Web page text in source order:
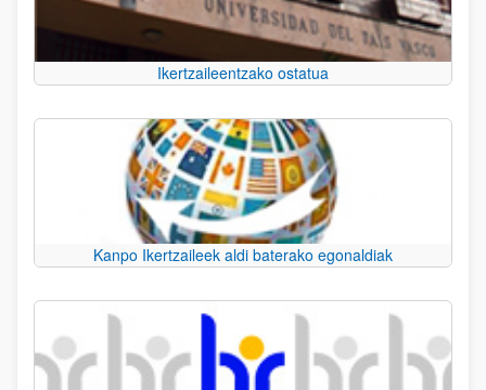
Ikertzaileentzako ostatua
Kanpo Ikertzaileek aldi baterako egonaldiak